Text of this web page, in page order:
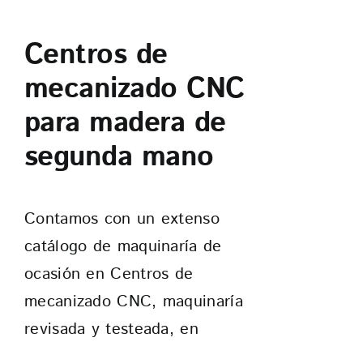
MAQUINARIA OCASIÓN
SERVICIO TÉCNICO
TIENDA
Centros de
mecanizado CNC
para madera de
segunda mano
Contamos con un extenso
catálogo de maquinaría de
ocasión en Centros de
mecanizado CNC, maquinaría
revisada y testeada, en